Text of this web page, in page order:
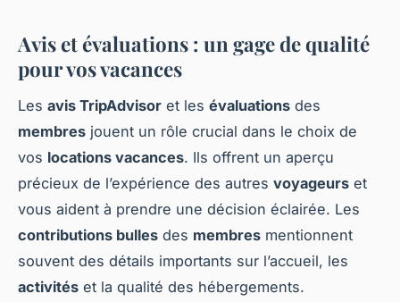
Avis et évaluations : un gage de qualité
pour vos vacances
Les avis TripAdvisor et les évaluations des
membres jouent un rôle crucial dans le choix de
vos locations vacances. Ils offrent un aperçu
précieux de l’expérience des autres voyageurs et
vous aident à prendre une décision éclairée. Les
contributions bulles des membres mentionnent
souvent des détails importants sur l’accueil, les
activités et la qualité des hébergements.